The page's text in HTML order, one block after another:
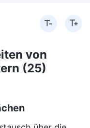
von
(25)